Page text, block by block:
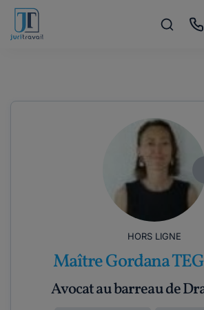
HORS LIGNE
Maître Gordana
Avocat au barreau de